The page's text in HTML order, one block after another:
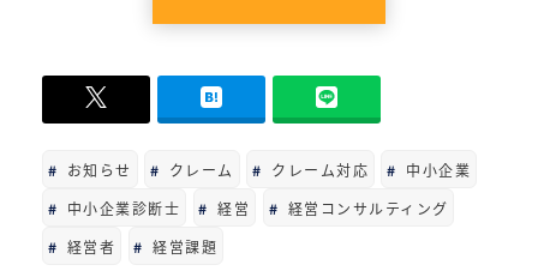
お知らせ クレーム クレーム対応
中小企業
中小企業診断士
経営
経営コンサルティング
経営者
経営課題